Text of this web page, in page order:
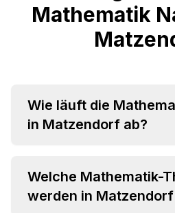
Mathematik
Wie läuft die
in Matzendorf ab?
Welche Mathematik-
werden in